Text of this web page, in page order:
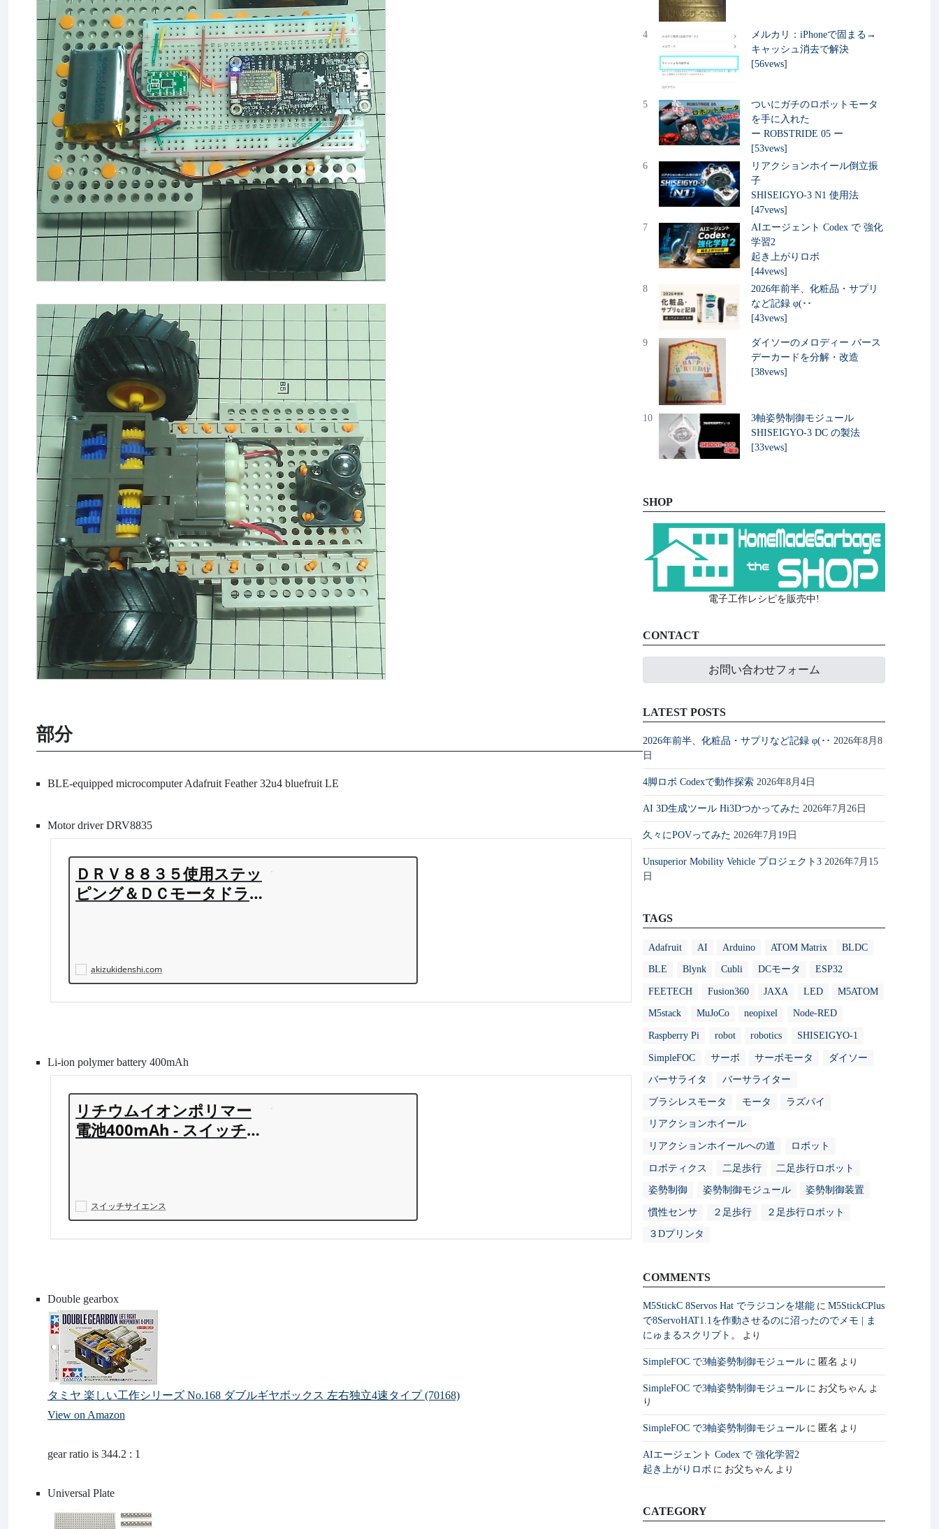
部分
BLE-equipped microcomputer Adafruit Feather 32u4 bluefruit LE
Motor driver DRV8835
ＤＲＶ８８３５使用ステッ
ピング＆ＤＣモータドライ
akizukidenshi.com
Li-ion polymer battery 400mAh
リチウムイオンポリマー
電池400mAh - スイッチサ
スイッチサイエンス
Double gearbox
タミヤ 楽しい工作シリーズ No.168 ダブルギヤボックス 左右独立4速タイプ (70168)
View on Amazon
gear ratio is 344.2 : 1
Universal Plate
4
メルカリ：iPhoneで固まる→
キャッシュ消去で解決
[56vews]
5
ついにガチのロボットモータ
を手に入れた
ー ROBSTRIDE 05 ー
[53vews]
6
リアクションホイール倒立振
子
SHISEIGYO-3 N1 使用法
[47vews]
7
AIエージェント Codex で 強化
学習2
起き上がりロボ
[44vews]
8
2026年前半、化粧品・サプリ
など記録 φ(･･
[43vews]
9
ダイソーのメロディー バース
デーカードを分解・改造
[38vews]
10
3軸姿勢制御モジュール
SHISEIGYO-3 DC の製法
[33vews]
SHOP
電子工作レシピを販売中!
CONTACT
お問い合わせフォーム
LATEST POSTS
2026年前半、化粧品・サプリなど記録 φ(･･ 2026年8月8
日
4脚ロボ Codexで動作探索 2026年8月4日
AI 3D生成ツール Hi3Dつかってみた 2026年7月26日
久々にPOVってみた 2026年7月19日
Unsuperior Mobility Vehicle プロジェクト3 2026年7月15
日
TAGS
Adafruit AI Arduino ATOM Matrix BLDC
BLE Blynk Cubli DCモータ ESP32
FEETECH Fusion360 JAXA LED M5ATOM
M5stack MuJoCo neopixel Node-RED
Raspberry Pi robot robotics SHISEIGYO-1
SimpleFOC サーボ サーボモータ ダイソー
バーサライタ バーサライター
ブラシレスモータ モータ ラズパイ
リアクションホイール
リアクションホイールへの道 ロボット
ロボティクス 二足歩行 二足歩行ロボット
姿勢制御 姿勢制御モジュール 姿勢制御装置
慣性センサ ２足歩行 ２足歩行ロボット
３Dプリンタ
COMMENTS
M5StickC 8Servos Hat でラジコンを堪能 に M5StickCPlus
で8ServoHAT1.1を作動させるのに沼ったのでメモ | ま
にゅまるスクリプト。
より
SimpleFOC で3軸姿勢制御モジュール に 匿名 より
SimpleFOC で3軸姿勢制御モジュール に お父ちゃん よ
り
SimpleFOC で3軸姿勢制御モジュール に 匿名 より
AIエージェント Codex で 強化学習2
起き上がりロボ に お父ちゃん より
CATEGORY